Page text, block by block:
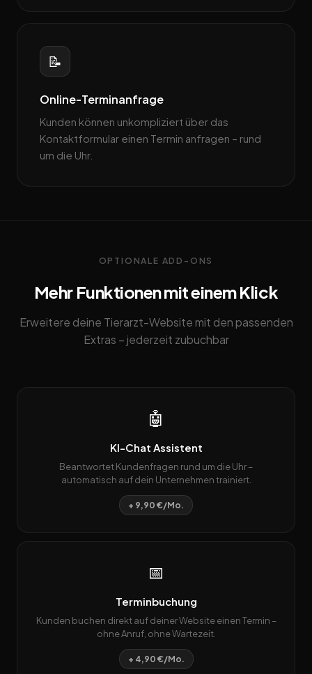
📝
Online-Terminanfrage
Kunden können unkompliziert über das
Kontaktformular einen Termin anfragen – rund
um die Uhr.
OPTIONALE ADD-ONS
Mehr Funktionen mit einem Klick
Erweitere deine Tierarzt-Website mit den passenden
Extras – jederzeit zubuchbar
🤖
KI-Chat Assistent
Beantwortet Kundenfragen rund um die Uhr –
automatisch auf dein Unternehmen trainiert.
+ 9,90 €/Mo.
📅
Terminbuchung
Kunden buchen direkt auf deiner Website einen Termin –
ohne Anruf, ohne Wartezeit.
+ 4,90 €/Mo.